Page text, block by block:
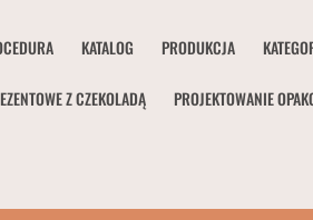
KATALOG PRODUKCJA
Z CZEKOLADĄ PROJEKTOWANIE